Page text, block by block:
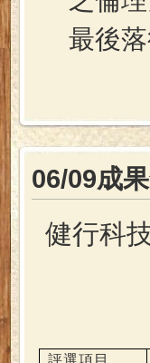
最後
06/09成
健行科
評選項目